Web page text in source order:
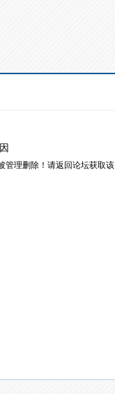
管理删除！请返回论坛获取该